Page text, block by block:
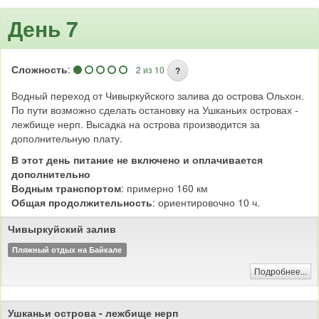
День 7
Сложность: 2 из 10 ?
Водный переход от Чивыркуйского залива до острова Ольхон.
По пути возможно сделать остановку на Ушканьих островах -
лежбище нерп. Высадка на острова производится за
дополнительную плату.
В этот день питание не включено и оплачивается
дополнительно
Водным транспортом: примерно 160 км
Общая продолжительность: ориентировочно 10 ч.
Чивыркуйский залив
Пляжный отдых на Байкале
Подробнее...
Ушканьи острова - лежбище нерп